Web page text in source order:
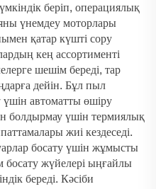
беріп, операциялық
үнемдеу моторлары
қатар күшті сору
кең ассортименті
шешім береді, тар
дейін. Бұл пыл
автоматты өшіру
болдырмау үшін термиялық
жиі кездеседі.
босату үшін жұмысты
босату жүйелері ыңғайлы
береді. Кәсіби